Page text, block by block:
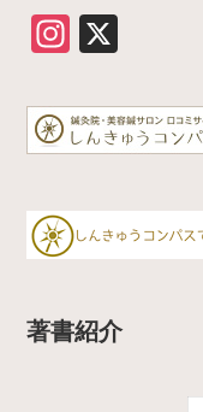
In
a
gr
m
著書紹介